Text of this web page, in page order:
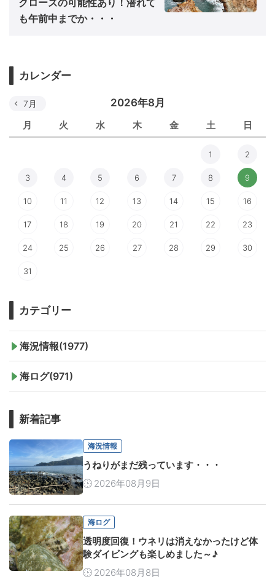
クローズの可能性あり！潜れて
も午前中までか・・・
カレンダー
2026年8月
月 火 水 木 金 土 日
7月
1 2
3 4 5 6 7 8 9
10 11 12 13 14 15 16
17 18 19 20 21 22 23
24 25 26 27 28 29 30
31
カテゴリー
海況情報(1977)
海ログ(971)
新着記事
海況情報
うねりがまだ残っています・・・
2026年08月9日
海ログ
透明度回復！ウネリは消えなかったけど体
験ダイビングも楽しめました～♪
2026年08月8日